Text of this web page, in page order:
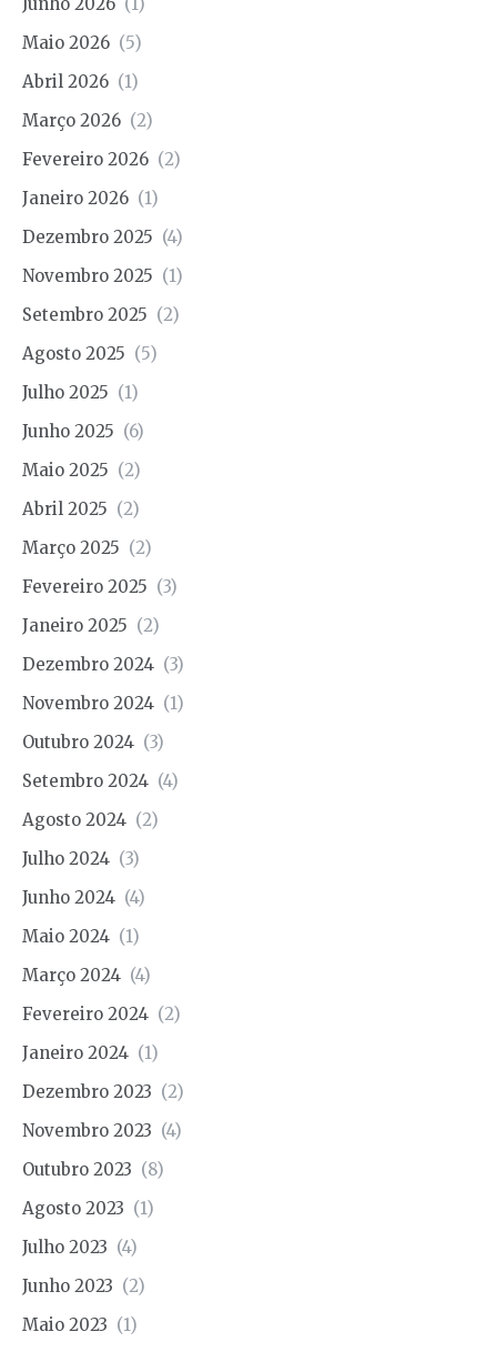
Maio 2026 (5)
Abril 2026 (1)
Março 2026 (2)
Fevereiro 2026 (2)
Janeiro 2026 (1)
Dezembro 2025 (4)
Novembro 2025 (1)
Setembro 2025 (2)
Agosto 2025 (5)
Julho 2025 (1)
Junho 2025 (6)
Maio 2025 (2)
Abril 2025 (2)
Março 2025 (2)
Fevereiro 2025 (3)
Janeiro 2025 (2)
Dezembro 2024 (3)
Novembro 2024 (1)
Outubro 2024 (3)
Setembro 2024 (4)
Agosto 2024 (2)
Julho 2024 (3)
Junho 2024 (4)
Maio 2024 (1)
Março 2024 (4)
Fevereiro 2024 (2)
Janeiro 2024 (1)
Dezembro 2023 (2)
Novembro 2023 (4)
Outubro 2023 (8)
Agosto 2023 (1)
Julho 2023 (4)
Junho 2023 (2)
Maio 2023 (1)